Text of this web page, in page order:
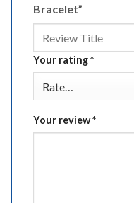
Bracelet”
Your rating*
Your review*